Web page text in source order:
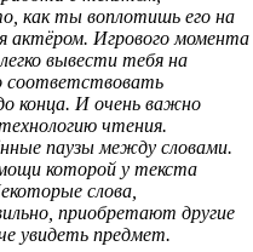
как ты воплотишь его на
актёром. Игрового момента
вывести тебя на
соответствовать
конца. И очень важно
чтения.
паузы между словами.
которой у текста
слова,
приобретают другие
увидеть предмет.